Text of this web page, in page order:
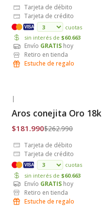
Tarjeta de débito
Tarjeta de crédito
VISA
cuotas
sin interés de $60.663
Envío GRATIS hoy
Retiro en tienda
Estuche de regalo
Envío Gratis
|
Aros conejita Oro 18k
$181.990$262.990
Tarjeta de débito
Tarjeta de crédito
VISA
cuotas
sin interés de $60.663
Envío GRATIS hoy
Retiro en tienda
Estuche de regalo